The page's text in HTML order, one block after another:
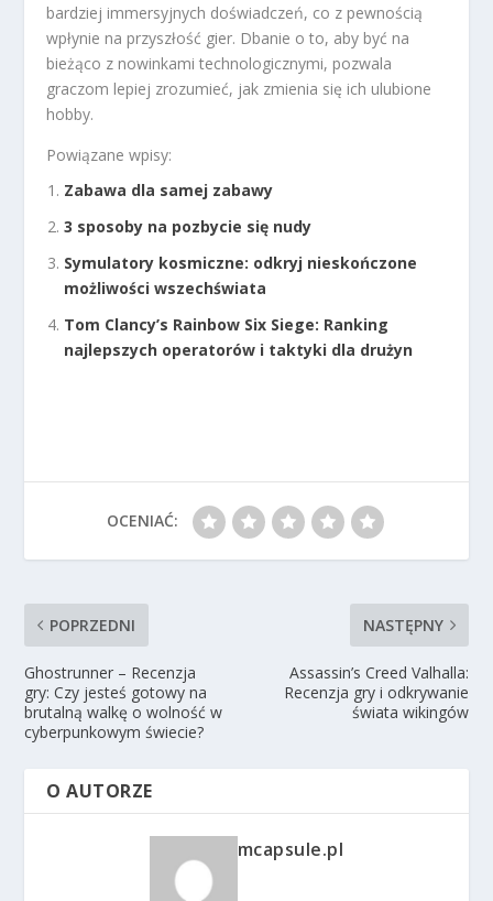
bardziej immersyjnych doświadczeń, co z pewnością
wpłynie na przyszłość gier. Dbanie o to, aby być na
bieżąco z nowinkami technologicznymi, pozwala
graczom lepiej zrozumieć, jak zmienia się ich ulubione
hobby.
Powiązane wpisy:
Zabawa dla samej zabawy
3 sposoby na pozbycie się nudy
Symulatory kosmiczne: odkryj nieskończone
możliwości wszechświata
Tom Clancy’s Rainbow Six Siege: Ranking
najlepszych operatorów i taktyki dla drużyn
OCENIAĆ:
POPRZEDNI
Ghostrunner – Recenzja
gry: Czy jesteś gotowy na
brutalną walkę o wolność w
cyberpunkowym świecie?
NASTĘPNY
Assassin’s Creed Valhalla:
Recenzja gry i odkrywanie
świata wikingów
O AUTORZE
mcapsule.pl